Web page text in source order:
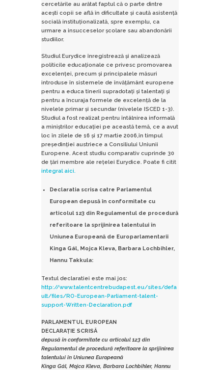
cercetările au arătat faptul că o parte dintre
aceşti copii se află în dificultate şi caută asistenţă
socială instituţionalizată, spre exemplu, ca
urmare a insucceselor şcolare sau abandonării
studiilor.
Studiul Eurydice înregistrează şi analizează
politicile educaţionale ce privesc promovarea
excelenţei, precum şi principalele măsuri
introduse în sistemele de învăţământ europene
pentru a educa tinerii supradotaţi şi talentaţi şi
pentru a încuraja formele de excelenţă de la
nivelele primar şi secundar (nivelele ISCED 1-3).
Studiul a fost realizat pentru întâlnirea informală
a miniştrilor educaţiei pe această temă, ce a avut
loc în zilele de 16 şi 17 martie 2006,în timpul
preşedinţiei austriece a Consiliului Uniunii
Europene. Acest studiu comparativ cuprinde 30
de ţări membre ale reţelei Eurydice. Poate fi citit
integral aici.
Declaratia scrisa catre Parlamentul
European depusă în conformitate cu
articolul 123 din Regulamentul de procedură
referitoare la sprijinirea talentului în
Uniunea Europeană de Europarlamentarii
Kinga Gál, Mojca Kleva, Barbara Lochbihler,
Hannu Takkula:
Textul declaratiei este mai jos:
http://www.talentcentrebudapest.eu/sites/defa
ult/files/RO-European-Parliament-talent-
support-Written-Declaration.pdf
PARLAMENTUL EUROPEAN
DECLARAȚIE SCRISĂ
depusă în conformitate cu articolul 123 din
Regulamentul de procedură referitoare la sprijinirea
talentului în Uniunea Europeană
Kinga Gál, Mojca Kleva, Barbara Lochbihler, Hannu